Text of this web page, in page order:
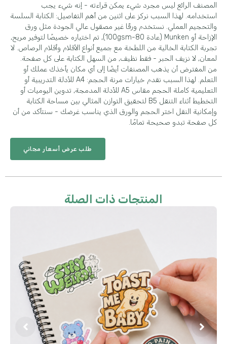
المصنف الرائع ليس مجرد شيء يمكن قراءته - إنه شيء يجب
استخدامه. لهذا السبب نركز على اثنين من أهم التفاصيل: الكتابة السلسة
والتحجيم العملي. نستخدم ورقًا غير مصقول عالي الجودة مثل ورق
الإزاحة أو Munken (عادة 80-100gsm), تم اختياره خصيصًا لتوفير مريح,
تجربة الكتابة الخالية من اللطخة مع جميع أنواع الأقلام وأقلام الرصاص. لا
لمعان, لا نزيف الحبر - فقط نظيف, من السهل الكتابة على كل صفحة.
من المفترض أن يذهب المصنفات أيضًا إلى أي مكان يأخذك عملك أو
التعلم. لهذا السبب نقدم خيارات مرنة الحجم: A4 للأدلة التدريبية أو
التعليمية كاملة الحجم مقاس A5 للأدلة المدمجة, تدوين اليوميات أو
التخطيط أثناء التنقل B5 لتحقيق التوازن المثالي بين مساحة الكتابة
وإمكانية النقل اختر الحجم والورق الذي يناسب غرضك - سنتأكد من أن
كل صفحة تبدو صحيحة تمامًا.
طلب عرض أسعار مجاني
المنتجات ذات الصلة